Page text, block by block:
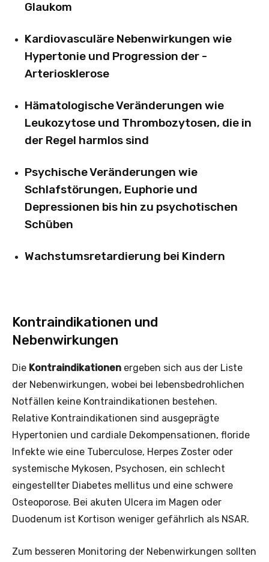
Glaukom
Kardiovasculäre Nebenwirkungen wie
Hypertonie und Progression der ­
Arteriosklerose
Hämatologische Veränderungen wie
Leukozytose und Thrombozytosen, die in
der Regel harmlos sind
Psychische Veränderungen wie
Schlafstörungen, Euphorie und
Depressionen bis hin zu psychotischen
Schüben
Wachstumsretardierung bei Kindern
Kontraindikationen und
Nebenwirkungen
Die Kontraindikationen ergeben sich aus der Liste
der Nebenwirkungen, wobei bei lebensbedrohlichen
Notfällen keine Kontraindikationen bestehen.
Relative Kontraindikationen sind ausgeprägte
Hypertonien und cardiale Dekompensationen, floride
Infekte wie eine ­Tuberculose, Herpes Zoster oder
systemische Mykosen, Psychosen, ein schlecht
eingestellter Diabetes mellitus und eine schwere
Osteoporose. Bei akuten Ulcera im Magen oder
Duodenum ist Kortison weniger gefährlich als NSAR.
Zum besseren Monitoring der Nebenwirkungen sollten